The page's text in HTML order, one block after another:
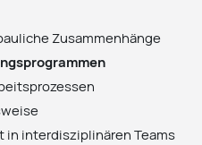
Zusammenhänge
in interdisziplinären Teams
Ramin
at Rocken